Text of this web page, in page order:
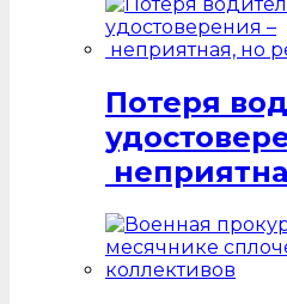
Потеря